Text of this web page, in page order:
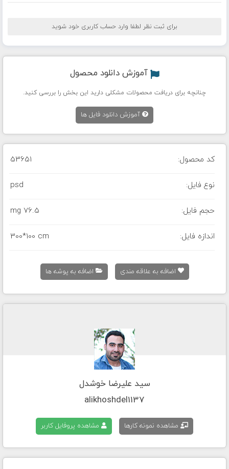
برای ثبت نظر لطفا وارد حساب کاربری خود شوید
آموزش دانلود محصول
چنانچه برای دریافت محصولات مشکلی دارید این بخش را بررسی کنید.
آموزش دانلود فایل ها
کد محصول: 53651
نوع فایل: psd
حجم فایل: 76.5 mg
اندازه فایل: 300*100 cm
اضافه به علاقه مندی اضافه به پوشه ها
سید علیرضا خوشدل
alikhoshdel1137
مشاهده نمونه کارها مشاهده پروفایل کاربر